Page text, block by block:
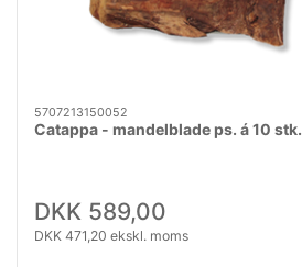
5707213150052
Catappa - mandelblade ps. á 10 stk.
DKK 589,00
DKK 471,20 ekskl. moms